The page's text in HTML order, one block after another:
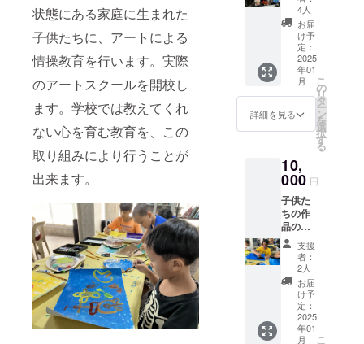
状態にある家庭に生まれた
子供たちに、アートによる
情操教育を行います。実際
のアートスクールを開校し
ます。学校では教えてくれ
ない心を育む教育を、この
取り組みにより行うことが
出来ます。
アート
スクー
ルが開
校し、
アート
を学ん
だ喜び
などの
感謝の
メール
きます
また、
スクー
ルの運
営状
況、子
供たち
の喜び
の声な
どを１
年間毎
月御報
告しま
す 多
4人
お届
け予
定：
2025
年01
月
詳細を見る
こ
の
リ
タ
ー
ン
を
選
択
す
る
10,
000 円
子供た
ちの作
品の素
敵なポ
スト
カード
をデー
タ化し
てメー
ルで送
りま
支援
者：
2人
お届
け予
定：
2025
年01
月
こ